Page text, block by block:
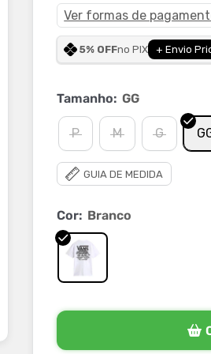
Ver formas de
5% OFFno PIX + Envio
Tamanho: GG
P M G
GUIA DE MEDIDA
Cor: Branco